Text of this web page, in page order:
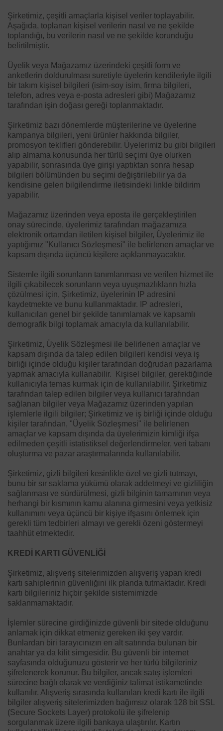
Şirketimiz, çeşitli amaçlarla kişisel veriler toplayabilir.
Aşağıda, toplanan kişisel verilerin nasıl ve ne şekilde
toplandığı, bu verilerin nasıl ve ne şekilde korunduğu
belirtilmiştir.
Üyelik veya Mağazamız üzerindeki çeşitli form ve
anketlerin doldurulması suretiyle üyelerin kendileriyle ilgili
bir takım kişisel bilgileri (isim-soy isim, firma bilgileri,
telefon, adres veya e-posta adresleri gibi) Mağazamız
tarafından işin doğası gereği toplanmaktadır.
Şirketimiz bazı dönemlerde müşterilerine ve üyelerine
kampanya bilgileri, yeni ürünler hakkında bilgiler,
promosyon teklifleri gönderebilir. Üyelerimiz bu gibi bilgileri
alıp almama konusunda her türlü seçimi üye olurken
yapabilir, sonrasında üye girişi yaptıktan sonra hesap
bilgileri bölümünden bu seçimi değiştirilebilir ya da
kendisine gelen bilgilendirme iletisindeki linkle bildirim
yapabilir.
Mağazamız üzerinden veya eposta ile gerçekleştirilen
onay sürecinde, üyelerimiz tarafından mağazamıza
elektronik ortamdan iletilen kişisel bilgiler, Üyelerimiz ile
yaptığımız "Kullanıcı Sözleşmesi" ile belirlenen amaçlar ve
kapsam dışında üçüncü kişilere açıklanmayacaktır.
Sistemle ilgili sorunların tanımlanması ve verilen hizmet ile
ilgili çıkabilecek sorunların veya uyuşmazlıkların hızla
çözülmesi için, Şirketimiz, üyelerinin IP adresini
kaydetmekte ve bunu kullanmaktadır. IP adresleri,
kullanıcıları genel bir şekilde tanımlamak ve kapsamlı
demografik bilgi toplamak amacıyla da kullanılabilir.
Şirketimiz, Üyelik Sözleşmesi ile belirlenen amaçlar ve
kapsam dışında da talep edilen bilgileri kendisi veya iş
birliği içinde olduğu kişiler tarafından doğrudan pazarlama
yapmak amacıyla kullanabilir. Kişisel bilgiler, gerektiğinde
kullanıcıyla temas kurmak için de kullanılabilir. Şirketimiz
tarafından talep edilen bilgiler veya kullanıcı tarafından
sağlanan bilgiler veya Mağazamız üzerinden yapılan
işlemlerle ilgili bilgiler; Şirketimiz ve iş birliği içinde olduğu
kişiler tarafından, "Üyelik Sözleşmesi" ile belirlenen
amaçlar ve kapsam dışında da üyelerimizin kimliği ifşa
edilmeden çeşitli istatistiksel değerlendirmeler, veri tabanı
oluşturma ve pazar araştırmalarında kullanılabilir.
Şirketimiz, gizli bilgileri kesinlikle özel ve gizli tutmayı,
bunu bir sır saklama yükümü olarak addetmeyi ve gizliliğin
sağlanması ve sürdürülmesi, gizli bilginin tamamının veya
herhangi bir kısmının kamu alanına girmesini veya yetkisiz
kullanımını veya üçüncü bir kişiye ifşasını önlemek için
gerekli tüm tedbirleri almayı ve gerekli özeni göstermeyi
taahhüt etmektedir.
KREDİ KARTI GÜVENLİĞİ
Şirketimiz, alışveriş sitelerimizden alışveriş yapan kredi
kartı sahiplerinin güvenliğini ilk planda tutmaktadır. Kredi
kartı bilgileriniz hiçbir şekilde sistemimizde
saklanmamaktadır.
İşlemler sürecine girdiğinizde güvenli bir sitede olduğunu
anlamak için dikkat etmeniz gereken iki şey vardır.
Bunlardan biri tarayıcınızın en alt satırında bulunan bir
anahtar ya da kilit simgesidir. Bu güvenli bir internet
sayfasında olduğunuzu gösterir ve her türlü bilgileriniz
şifrelenerek korunur. Bu bilgiler, ancak satış işlemleri
sürecine bağlı olarak ve verdiğiniz talimat istikametinde
kullanılır. Alışveriş sırasında kullanılan kredi kartı ile ilgili
bilgiler alışveriş sitelerimizden bağımsız olarak 128 bit SSL
(Secure Sockets Layer) protokolü ile şifrelenip
sorgulanmak üzere ilgili bankaya ulaştırılır. Kartın